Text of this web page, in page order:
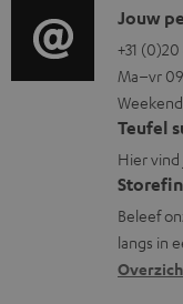
u
m
e
n
t
e
n
e
i
n
f
o
r
m
a
i
o
g
l
o
s
s
a
r
C
o
n
t
a
c
t
i
n
Jouw
+31
Ma–vr
Teufel
Hier vind
Beleef
langs in